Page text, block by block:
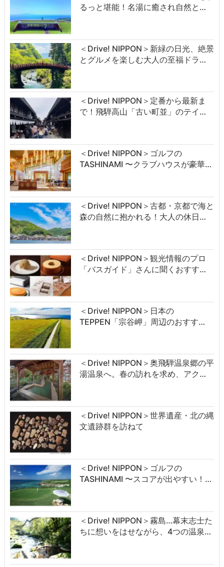
るっと堪能！名湯に癒され自然と…
＜Drive! NIPPON＞新緑の日光、絶景
とグルメを楽しむ大人の至福ドラ…
＜Drive! NIPPON＞定番から最新ま
で！飛騨高山「古い町並」のテイ…
＜Drive! NIPPON＞ゴルフの
TASHINAMI 〜クラブハウスが豪華…
＜Drive! NIPPON＞古都・京都で海と
森の自然に抱かれる！大人の休日…
＜Drive! NIPPON＞観光情報のプロ
「バスガイド」さんに聞くおすす…
＜Drive! NIPPON＞日本の
TEPPEN「宗谷岬」周辺のおすす…
＜Drive! NIPPON＞奥飛騨温泉郷の平
湯温泉へ。春の訪れを求め、アク…
＜Drive! NIPPON＞世界遺産・北の縄
文遺跡群を訪ねて
＜Drive! NIPPON＞ゴルフの
TASHINAMI 〜スコアが出やすい！…
＜Drive! NIPPON＞霧島…幕末志士た
ちに想いをはせながら、4つの温泉…